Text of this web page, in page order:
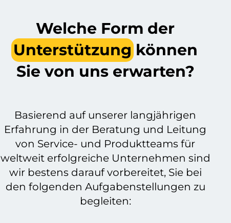
Welche Form der
Unterstützungkönnen
Sie von uns erwarten?
Basierend auf unserer langjährigen
Erfahrung in der Beratung und Leitung
von Service- und Produktteams für
weltweit erfolgreiche Unternehmen sind
wir bestens darauf vorbereitet, Sie bei
den folgenden Aufgabenstellungen zu
begleiten: